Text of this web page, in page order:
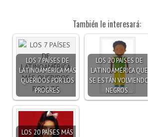
También le interesará:
LOS 7 PAÍSES DE
LATINOAMÉRICA MÁS
QUERIDOS POR LOS
PROGRES
LOS 20 PAÍSES DE
LATINOAMÉRICA QUE
SE ESTÁN VOLVIENDO
NEGROS…
LOS 20 PAÍSES MÁS